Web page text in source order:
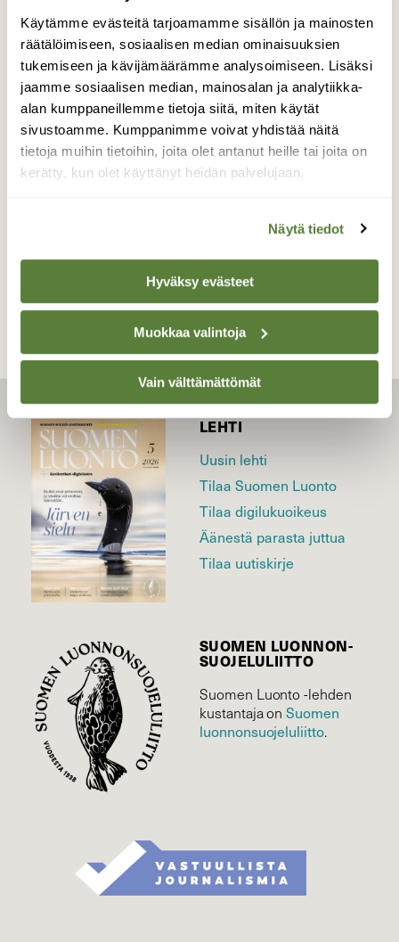
Käytämme evästeitä tarjoamamme sisällön ja mainosten
räätälöimiseen, sosiaalisen median ominaisuuksien
tukemiseen ja kävijämäärämme analysoimiseen. Lisäksi
jaamme sosiaalisen median, mainosalan ja analytiikka-
alan kumppaneillemme tietoja siitä, miten käytät
sivustoamme. Kumppanimme voivat yhdistää näitä
tietoja muihin tietoihin, joita olet antanut heille tai joita on
kerätty, kun olet käyttänyt heidän palvelujaan.
Näytä tiedot
Hyväksy evästeet
Muokkaa valintoja
Vain välttämättömät
Auringonlasku
Kolimajärvellä
Valokuvaaja: Eija Varjola, Pihtipudas Heinäkuu
2014
TAKAISIN LISTAAN
LEHTI
Uusin lehti
Tilaa Suomen Luonto
Tilaa digilukuoikeus
Äänestä parasta juttua
Tilaa uutiskirje
SUOMEN LUONNON­
SUOJELU­LIITTO
Suomen Luonto -lehden
kustantaja onSuomen
luonnonsuojelu­liitto.